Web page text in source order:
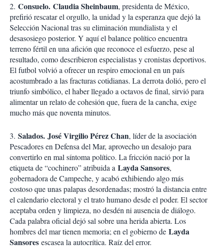
2. Consuelo. Claudia Sheinbaum, presidenta de México,
prefirió rescatar el orgullo, la unidad y la esperanza que dejó la
Selección Nacional tras su eliminación mundialista y el
desasosiego posterior. Y aquí el balance político encuentra
terreno fértil en una afición que reconoce el esfuerzo, pese al
resultado, como describieron especialistas y cronistas deportivos.
El futbol volvió a ofrecer un respiro emocional en un país
acostumbrado a las fracturas cotidianas. La derrota dolió, pero el
triunfo simbólico, el haber llegado a octavos de final, sirvió para
alimentar un relato de cohesión que, fuera de la cancha, exige
mucho más que noventa minutos.
3. Salados. José Virgilio Pérez Chan, líder de la asociación
Pescadores en Defensa del Mar, aprovecho un desalojo para
convertirlo en mal síntoma político. La fricción nació por la
etiqueta de “cochinero” atribuida a Layda Sansores,
gobernadora de Campeche, y acabó exhibiendo algo más
costoso que unas palapas desordenadas; mostró la distancia entre
el calendario electoral y el trato humano desde el poder. El sector
aceptaba orden y limpieza, no desdén ni ausencia de diálogo.
Cada palabra oficial dejó sal sobre una herida abierta. Los
hombres del mar tienen memoria; en el gobierno de Layda
Sansores escasea la autocrítica. Raíz del error.